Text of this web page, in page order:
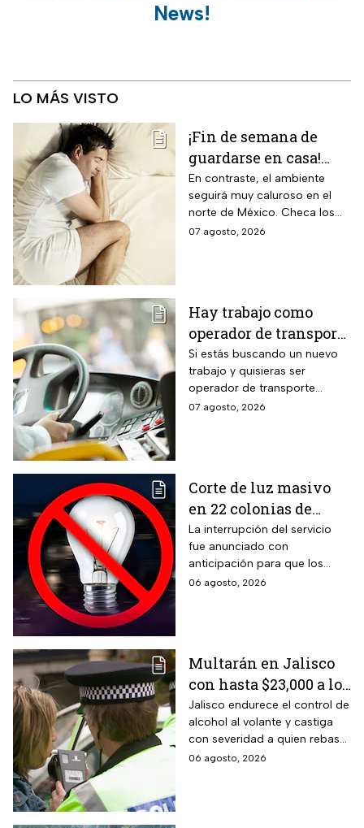
News!
LO MÁS VISTO
¡Fin de semana de
guardarse en casa!
Monzón mexicano
dejará lluvias
intensas en estos
estados; así estará el
En contraste, el ambiente
seguirá muy caluroso en el
norte de México. Checa los
detalles y toma precauciones.
07 agosto, 2026
Hay trabajo como
operador de transporte
público con sueldo de
18 mil pesos, bonos y
despensa
Si estás buscando un nuevo
trabajo y quisieras ser
operador de transporte
público, publicaron algunas
07 agosto, 2026
Corte de luz masivo
en 22 colonias de
México; zonas
afectadas hoy 7 de
agosto
La interrupción del servicio
fue anunciado con
anticipación para que los
usuarios puedan tomar las
06 agosto, 2026
Multarán en Jalisco
con hasta $23,000 a los
conductores que
superen este límite en
la prueba de
alcoholemia
Jalisco endurece el control de
alcohol al volante y castiga
con severidad a quien rebase
el nuevo límite de sangre o
06 agosto, 2026